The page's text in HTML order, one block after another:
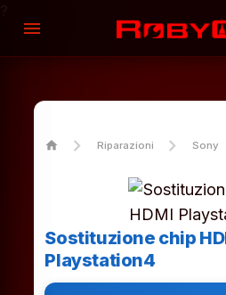
menu
home Riparazioni Sony
Sostituzione chip
Playstation4